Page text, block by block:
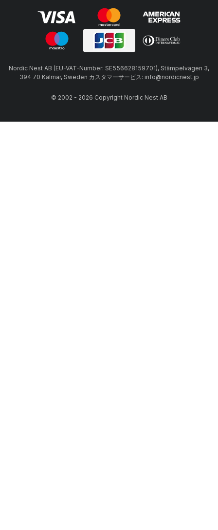
Nordic Nest AB (EU-VAT-Number: SE556628159701), Stämpelvägen 3,
394 70 Kalmar, Sweden カスタマーサービス: info@nordicnest.jp
© 2002 - 2026 Copyright Nordic Nest AB